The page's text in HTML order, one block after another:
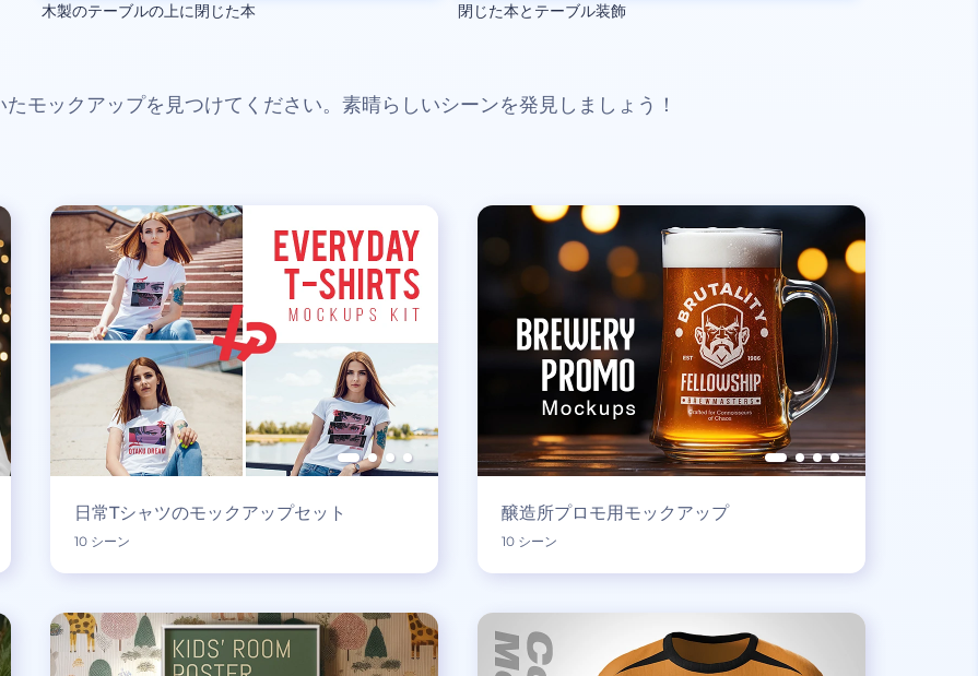
木製のテーブルの上に閉じた本 閉じた本とテーブル装飾
モックアップを見つけてください。素晴らしいシーンを発見しましょう！
日常Tシャツのモックアップセット
10 シーン
醸造所プロモ用モックアップ
10 シーン